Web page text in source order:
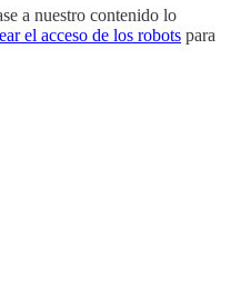
a nuestro contenido lo
el acceso de los robots para